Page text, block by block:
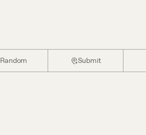
Random Submit